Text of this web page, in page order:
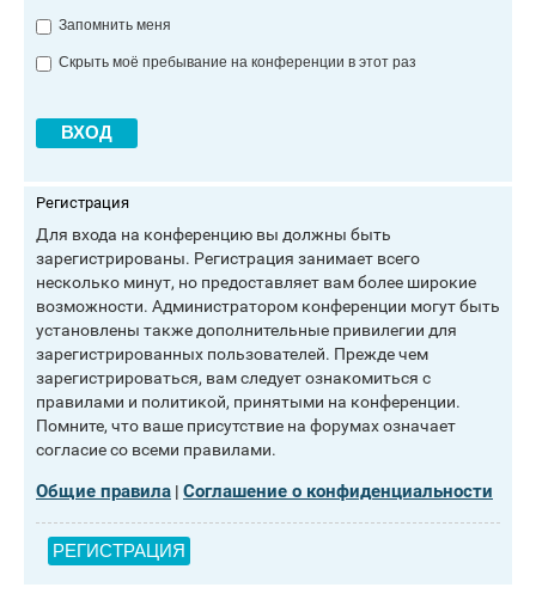
Запомнить меня
Скрыть моё пребывание на конференции в этот раз
Регистрация
Для входа на конференцию вы должны быть
зарегистрированы. Регистрация занимает всего
несколько минут, но предоставляет вам более широкие
возможности. Администратором конференции могут быть
установлены также дополнительные привилегии для
зарегистрированных пользователей. Прежде чем
зарегистрироваться, вам следует ознакомиться с
правилами и политикой, принятыми на конференции.
Помните, что ваше присутствие на форумах означает
согласие со всеми правилами.
Общие правила | Соглашение о конфиденциальности
РЕГИСТРАЦИЯ